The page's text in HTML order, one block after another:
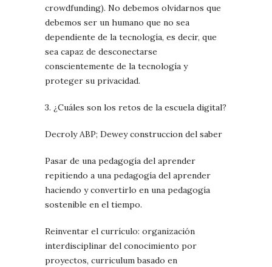
crowdfunding). No debemos olvidarnos que
debemos ser un humano que no sea
dependiente de la tecnología, es decir, que
sea capaz de desconectarse
conscientemente de la tecnología y
proteger su privacidad.
3. ¿Cuáles son los retos de la escuela digital?
Decroly ABP; Dewey construccion del saber
Pasar de una pedagogía del aprender
repitiendo a una pedagogía del aprender
haciendo y convertirlo en una pedagogía
sostenible en el tiempo.
Reinventar el currículo: organización
interdisciplinar del conocimiento por
proyectos, curriculum basado en